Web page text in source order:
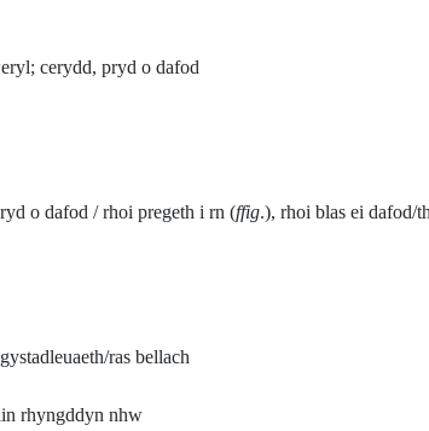
cerydd, pryd o dafod
o dafod / rhoi pregeth i rn (ffig.), rhoi blas ei dafod/
ras bellach
rhyngddyn nhw